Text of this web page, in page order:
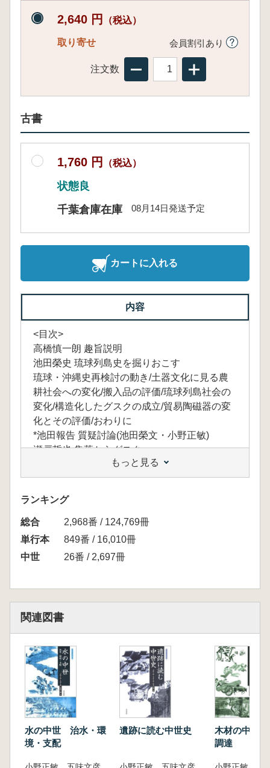
2,640 円 （税込）
取り寄せ 会員割引あり
注文数
古書
1,760 円 （税込）
状態良
千葉倉庫在庫
08月14日発送予定
カートに入れる
内容
<目次>
高橋慎一朗 趣旨説明
池田榮史 琉球列島史を掘りおこす
琉球・沖縄史再検討の動き/土器文化に見る農
耕社会への変化/搬入品の評価/琉球列島社会の
変化/構造化したグスクの成立/貿易陶磁器の変
化とその評価/おわりに
*池田報告 質疑討論(池田榮文・小野正敏)
瀬戸哲也 集落からグスクへ
グスク時代初期の集落と地域性/交易型集落の
多様性と特徴/農耕の展開と大規模化/グスクの
形成と展開/おわりに
黒嶋 敏 第一尚氏期における首里の外港を探
る
はじめに/天久権現と聖現寺/泊里主と泊大阿母/
「琉球国図」にみる首里の外港/おわりに
技術の歴史的展開へのアプローチ/琉球と東ア
域の航洋船/琉球王国時代のハイブリット型航
洋船の隆盛/結語―琉球船についての考古学か
らの検証
*木村報告 質疑討論(木村 淳・荒木和憲・出口
晶子)
討 論
池田榮史・黒嶋 敏・木村 淳・村井章介・小
もっと見る
ランキング
総合
2,968番 / 124,769冊
単行本
849番 / 16,010冊
中世
26番 / 2,697冊
関連図書
水の中世 治水・環
境・支配
遺跡に読む中世史
木材の中世
調達